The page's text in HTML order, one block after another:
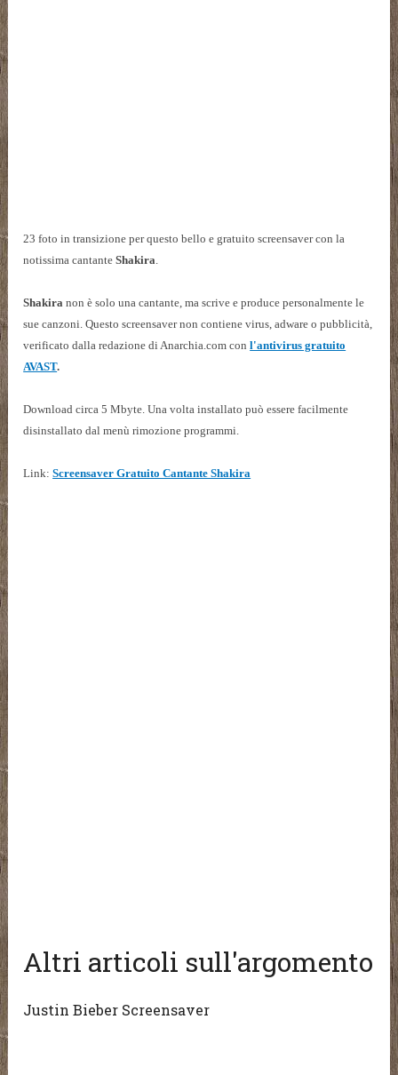
23 foto in transizione per questo bello e gratuito screensaver con la
notissima cantanteShakira.
Shakira non è solo una cantante, ma scrive e produce personalmente le
sue canzoni. Questo screensaver non contiene virus, adware o pubblicità,
verificato dalla redazione di Anarchia.com conl'antivirus gratuito
AVAST.
Download circa 5 Mbyte. Una volta installato può essere facilmente
disinstallato dal menù rimozione programmi.
Link:Screensaver Gratuito Cantante Shakira
Altri articoli sull'argomento
Justin Bieber Screensaver